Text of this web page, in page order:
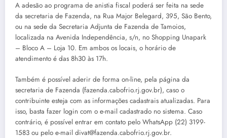
A adesão ao programa de anistia fiscal poderá ser feita na sede
da secretaria de Fazenda, na Rua Major Belegard, 395, São Bento,
ou na sede da Secretaria Adjunta de Fazenda de Tamoios,
localizada na Avenida Independência, s/n, no Shopping Unapark
– Bloco A – Loja 10. Em ambos os locais, o horário de
atendimento é das 8h30 às 17h.
Também é possível aderir de forma on-line, pela página da
secretaria de Fazenda (fazenda.cabofrio.rj.gov.br), caso o
contribuinte esteja com as informações cadastrais atualizadas. Para
isso, basta fazer login com o e-mail cadastrado no sistema. Caso
contrário, é possível entrar em contato pelo WhatsApp (22) 3199-
1583 ou pelo e-mail divat@fazenda.cabofrio.rj.gov.br.